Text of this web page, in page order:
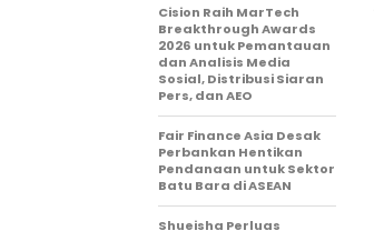
Cision Raih MarTech
Breakthrough Awards
2026 untuk Pemantauan
dan Analisis Media
Sosial, Distribusi Siaran
Pers, dan AEO
Fair Finance Asia Desak
Perbankan Hentikan
Pendanaan untuk Sektor
Batu Bara di ASEAN
Shueisha Perluas